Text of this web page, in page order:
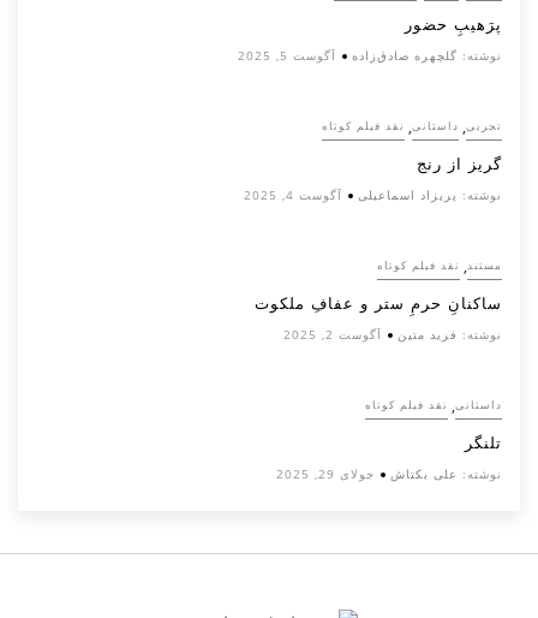
پرَهیب‌ِ حضور
نوشته: گلچهره صادق‌زاده آگوست 5, 2025
تجربی, داستانی, نقد فیلم کوتاه
گریز از رنج
نوشته: پریزاد اسماعیلی آگوست 4, 2025
مستند, نقد فیلم کوتاه
ساکنانِ حرمِ ستر و عفافِ ملکوت
نوشته: فرید متین آگوست 2, 2025
داستانی, نقد فیلم کوتاه
تلنگر
نوشته: علی بکتاش جولای 29, 2025